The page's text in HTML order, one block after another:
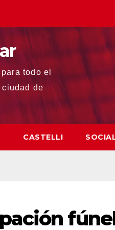
todo el
de
CASTELLI